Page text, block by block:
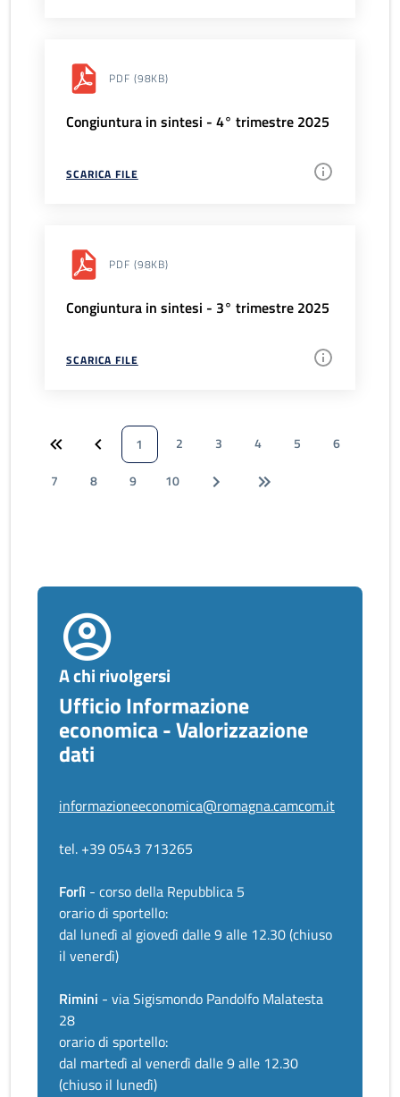
PDF (98KB)
Congiuntura in sintesi - 4° trimestre 2025
SCARICA FILE
PDF (98KB)
Congiuntura in sintesi - 3° trimestre 2025
SCARICA FILE
1 2 3 4 5
6
7
8 9 10
A chi rivolgersi
Ufficio Informazione
economica - Valorizzazione
dati
informazioneeconomica@romagna.camcom.it
tel. +39 0543 713265
Forlì - corso della Repubblica 5
orario di sportello:
dal lunedì al giovedì dalle 9 alle 12.30 (chiuso
il venerdì)
Rimini - via Sigismondo Pandolfo Malatesta
28
orario di sportello:
dal martedì al venerdì dalle 9 alle 12.30
(chiuso il lunedì)